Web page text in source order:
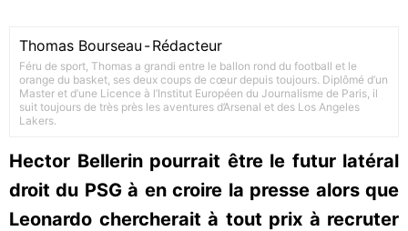
Thomas Bourseau -Rédacteur
Féru de sport, Thomas a grandi entre le ballon rond du football et le
orange du basket, ses deux coups de cœur depuis toujours. Diplômé d’un
Master et d’une Licence à l’Institut Européen du Journalisme de Paris, il
suit toujours de très près les aventures d’Arsenal et des Los Angeles
Lakers.
Hector Bellerin pourrait être le futur latéral
droit du PSG à en croire la presse alors que
Leonardo chercherait à tout prix à recruter